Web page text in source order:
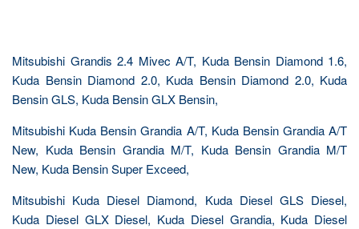
Mitsubishi Grandis 2.4 Mivec A/T, Kuda Bensin Diamond 1.6,
Kuda Bensin Diamond 2.0, Kuda Bensin Diamond 2.0, Kuda
Bensin GLS, Kuda Bensin GLX Bensin,
Mitsubishi Kuda Bensin Grandia A/T, Kuda Bensin Grandia A/T
New, Kuda Bensin Grandia M/T, Kuda Bensin Grandia M/T
New, Kuda Bensin Super Exceed,
Mitsubishi Kuda Diesel Diamond, Kuda Diesel GLS Diesel,
Kuda Diesel GLX Diesel, Kuda Diesel Grandia, Kuda Diesel